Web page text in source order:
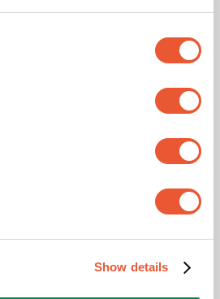
Show details
producten